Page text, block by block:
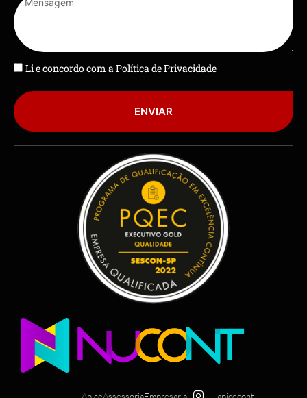
Li e concordo com a Política de Privacidade
ENVIAR